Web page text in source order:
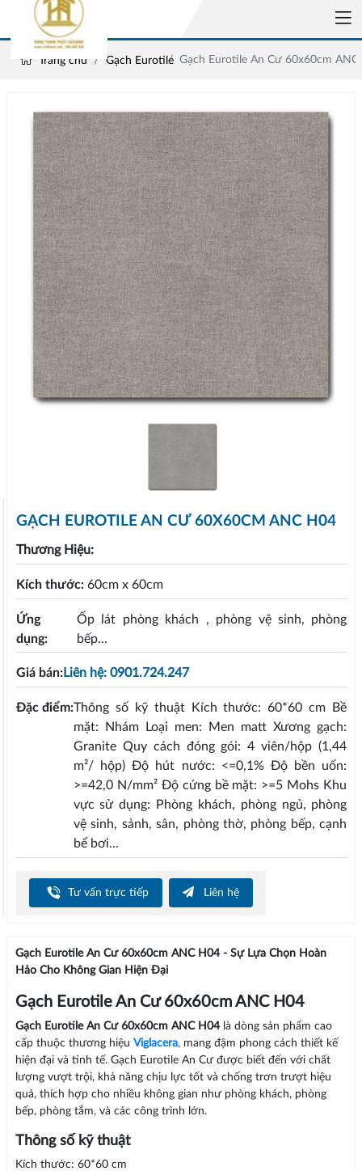
Trang chủ Gạch Eurotile Gạch Eurotile An Cư 60x60cm ANC
GẠCH EUROTILE AN CƯ 60X60CM ANC H04
Thương Hiệu:
Kích thước: 60cm x 60cm
Ứng
dụng:
Ốp lát phòng khách , phòng vệ sinh, phòng
bếp...
Giá bán:Liên hệ: 0901.724.247
Đặc điểm:Thông số kỹ thuật Kích thước: 60*60 cm Bề
mặt: Nhám Loại men: Men matt Xương gạch:
Granite Quy cách đóng gói: 4 viên/hộp (1,44
m²/ hộp) Độ hút nước: <=0,1% Độ bền uốn:
>=42,0 N/mm² Độ cứng bề mặt: >=5 Mohs Khu
vực sử dụng: Phòng khách, phòng ngủ, phòng
vệ sinh, sảnh, sân, phòng thờ, phòng bếp, cạnh
bể bơi...
Tư vấn trực tiếp Liên hệ
Gạch Eurotile An Cư 60x60cm ANC H04 - Sự Lựa Chọn Hoàn
Hảo Cho Không Gian Hiện Đại
Gạch Eurotile An Cư 60x60cm ANC H04
Gạch Eurotile An Cư 60x60cm ANC H04 là dòng sản phẩm cao
cấp thuộc thương hiệu Viglacera, mang đậm phong cách thiết kế
hiện đại và tinh tế. Gạch Eurotile An Cư được biết đến với chất
lượng vượt trội, khả năng chịu lực tốt và chống trơn trượt hiệu
quả, thích hợp cho nhiều không gian như phòng khách, phòng
bếp, phòng tắm, và các công trình lớn.
Thông số kỹ thuật
Kích thước: 60*60 cm